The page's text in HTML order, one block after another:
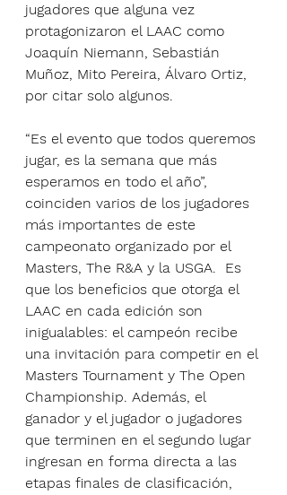
jugadores que alguna vez
protagonizaron el LAAC como
Joaquín Niemann, Sebastián
Muñoz, Mito Pereira, Álvaro Ortiz,
por citar solo algunos.
“Es el evento que todos queremos
jugar, es la semana que más
esperamos en todo el año”,
coinciden varios de los jugadores
más importantes de este
campeonato organizado por el
Masters, The R&A y la USGA.  Es
que los beneficios que otorga el
LAAC en cada edición son
inigualables: el campeón recibe
una invitación para competir en el
Masters Tournament y The Open
Championship. Además, el
ganador y el jugador o jugadores
que terminen en el segundo lugar
ingresan en forma directa a las
etapas finales de clasificación,